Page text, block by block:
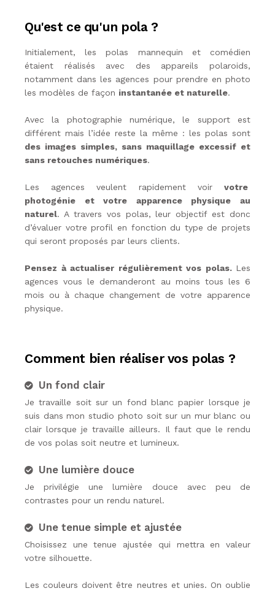
Qu'est ce qu'un pola ?
Initialement, les polas mannequin et comédien
étaient réalisés avec des appareils polaroids,
notamment dans les agences pour prendre en photo
les modèles de façon instantanée et naturelle.
Avec la photographie numérique, le support est
différent mais l’idée reste la même : les polas sont
des images simples, sans maquillage excessif et
sans retouches numériques.
Les agences veulent rapidement voir votre
photogénie et votre apparence physique au
naturel. A travers vos polas, leur objectif est donc
d’évaluer votre profil en fonction du type de projets
qui seront proposés par leurs clients.
Pensez à actualiser régulièrement vos polas. Les
agences vous le demanderont au moins tous les 6
mois ou à chaque changement de votre apparence
physique.
Comment bien réaliser vos polas ?
Un fond clair
Je travaille soit sur un fond blanc papier lorsque je
suis dans mon studio photo soit sur un mur blanc ou
clair lorsque je travaille ailleurs. Il faut que le rendu
de vos polas soit neutre et lumineux.
Une lumière douce
Je privilégie une lumière douce avec peu de
contrastes pour un rendu naturel.
Une tenue simple et ajustée
Choisissez une tenue ajustée qui mettra en valeur
votre silhouette.
Les couleurs doivent être neutres et unies. On oublie